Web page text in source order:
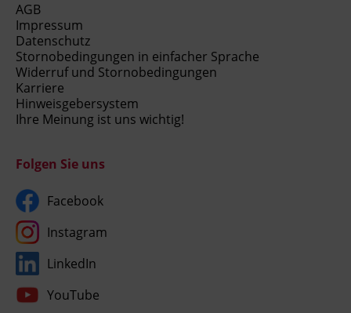
AGB
Impressum
Datenschutz
Stornobedingungen in einfacher Sprache
Widerruf und Stornobedingungen
Karriere
Hinweisgebersystem
Ihre Meinung ist uns wichtig!
Folgen Sie uns
Facebook
Instagram
LinkedIn
YouTube